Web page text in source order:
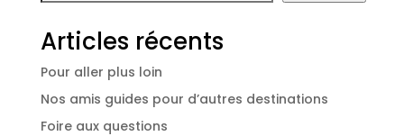
Articles récents
Pour aller plus loin
Nos amis guides pour d’autres destinations
Foire aux questions